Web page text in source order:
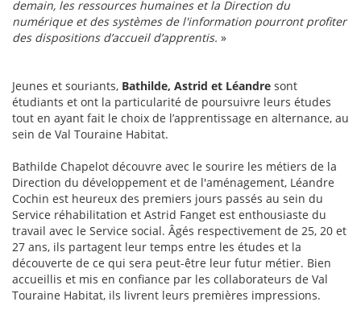
demain, les ressources humaines et la Direction du
numérique et des systèmes de l'information pourront profiter
des dispositions d’accueil d’apprentis. »
Jeunes et souriants, Bathilde, Astrid et Léandre sont
étudiants et ont la particularité de poursuivre leurs études
tout en ayant fait le choix de l’apprentissage en alternance, au
sein de Val Touraine Habitat.
Bathilde Chapelot découvre avec le sourire les métiers de la
Direction du développement et de l'aménagement, Léandre
Cochin est heureux des premiers jours passés au sein du
Service réhabilitation et Astrid Fanget est enthousiaste du
travail avec le Service social. Âgés respectivement de 25, 20 et
27 ans, ils partagent leur temps entre les études et la
découverte de ce qui sera peut-être leur futur métier. Bien
accueillis et mis en confiance par les collaborateurs de Val
Touraine Habitat, ils livrent leurs premières impressions.